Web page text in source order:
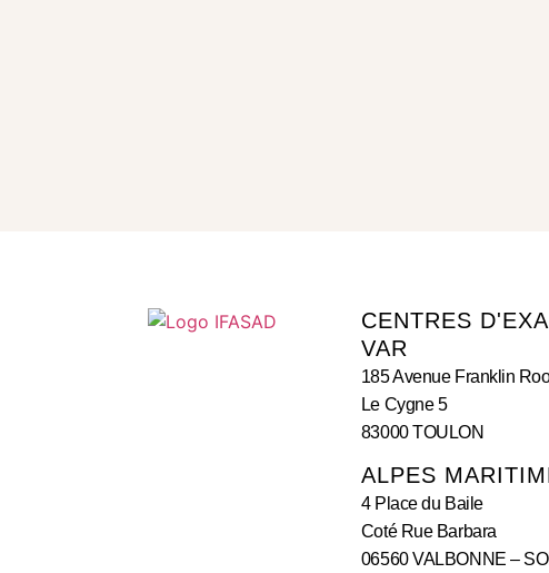
CENTRES
VAR
185 Avenue Franklin
Le Cygne 5
83000 TOULON
ALPES
4 Place du Baile
Coté Rue Barbara
06560 VALBONNE –